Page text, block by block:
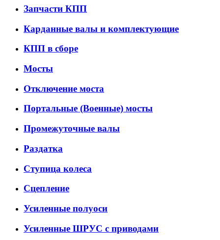
Запчасти КПП
Карданные валы и комплектующие
КПП в сборе
Мосты
Отключение моста
Портальные (Военные) мосты
Промежуточные валы
Раздатка
Ступица колеса
Сцепление
Усиленные полуоси
Усиленные ШРУС с приводами